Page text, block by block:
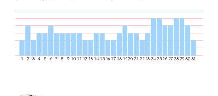
1 2 3 4 5 6 7 8 9 10 11 12 13 14 15 16 17 18 192021 22232425262728293031